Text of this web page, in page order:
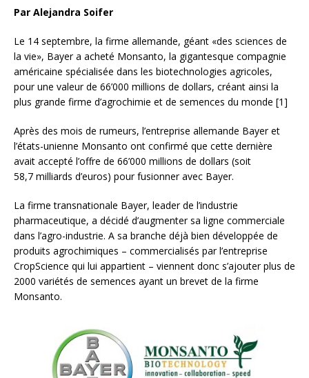
Par Alejandra Soifer
Le 14 septembre, la firme allemande, géant «des sciences de
la vie», Bayer a acheté Monsanto, la gigantesque compagnie
américaine spécialisée dans les biotechnologies agricoles,
pour une valeur de 66’000 millions de dollars, créant ainsi la
plus grande firme d’agrochimie et de semences du monde [1]
Après des mois de rumeurs, l’entreprise allemande Bayer et
l’états-unienne Monsanto ont confirmé que cette dernière
avait accepté l’offre de 66’000 millions de dollars (soit
58,7 milliards d’euros) pour fusionner avec Bayer.
La firme transnationale Bayer, leader de l’industrie
pharmaceutique, a décidé d’augmenter sa ligne commerciale
dans l’agro-industrie. A sa branche déjà bien développée de
produits agrochimiques – commercialisés par l’entreprise
CropScience qui lui appartient – viennent donc s’ajouter plus de
2000 variétés de semences ayant un brevet de la firme
Monsanto.